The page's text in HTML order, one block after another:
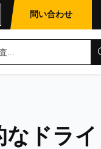
問い合わせ
なドライ